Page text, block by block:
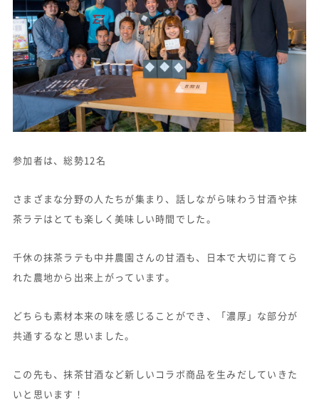
参加者は、総勢12名
さまざまな分野の人たちが集まり、話しながら味わう甘酒や抹
茶ラテはとても楽しく美味しい時間でした。
千休の抹茶ラテも中井農園さんの甘酒も、日本で大切に育てら
れた農地から出来上がっています。
どちらも素材本来の味を感じることができ、「濃厚」な部分が
共通するなと思いました。
この先も、抹茶甘酒など新しいコラボ商品を生みだしていきた
いと思います！